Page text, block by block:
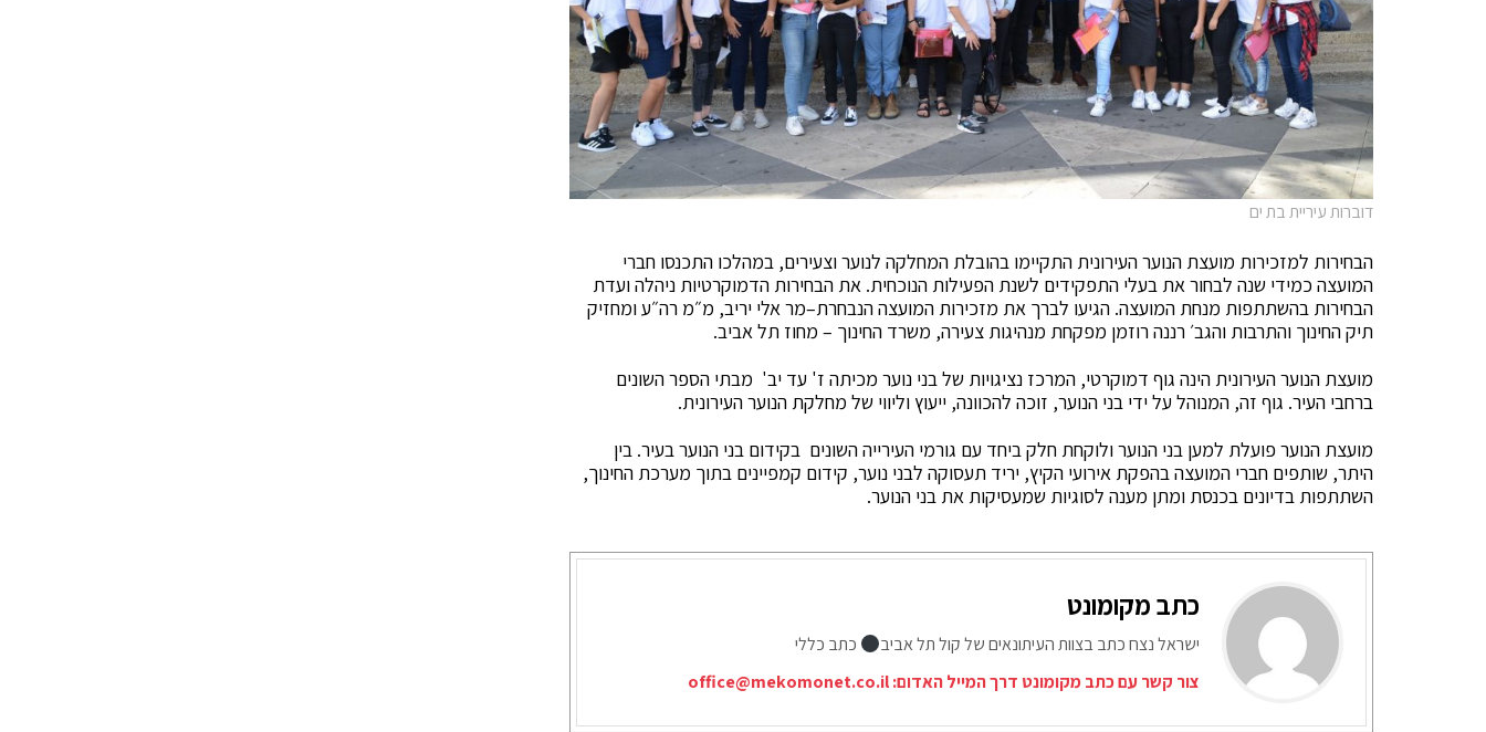
דוברות עיריית בת ים
הבחירות למזכירות מועצת הנוער העירונית התקיימו בהובלת המחלקה לנוער וצעירים, במהלכו התכנסו חברי
המועצה כמידי שנה לבחור את בעלי התפקידים לשנת הפעילות הנוכחית. את הבחירות הדמוקרטיות ניהלה ועדת
הבחירות בהשתתפות מנחת המועצה. הגיעו לברך את מזכירות המועצה הנבחרת–מר אלי יריב, מ״מ רה״ע ומחזיק
תיק החינוך והתרבות והגב׳ רננה רוזמן מפקחת מנהיגות צעירה, משרד החינוך – מחוז תל אביב.
מועצת הנוער העירונית הינה גוף דמוקרטי, המרכז נציגויות של בני נוער מכיתה ז' עד יב' מבתי הספר השונים
ברחבי העיר. גוף זה, המנוהל על ידי בני הנוער, זוכה להכוונה, ייעוץ וליווי של מחלקת הנוער העירונית.
מועצת הנוער פועלת למען בני הנוער ולוקחת חלק ביחד עם גורמי העירייה השונים בקידום בני הנוער בעיר. בין
היתר, שותפים חברי המועצה בהפקת אירועי הקיץ, יריד תעסוקה לבני נוער, קידום קמפיינים בתוך מערכת החינוך,
השתתפות בדיונים בכנסת ומתן מענה לסוגיות שמעסיקות את בני הנוער.
כתב מקומונט
ישראל נצח כתב בצוות העיתונאים של קול תל אביב
כתב כללי
צור קשר עם כתב מקומונט דרך המייל האדום:office@mekomonet.co.il